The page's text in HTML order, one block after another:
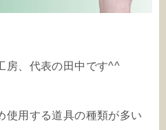
房、代表の田中です^^
使用する道具の種類が多い